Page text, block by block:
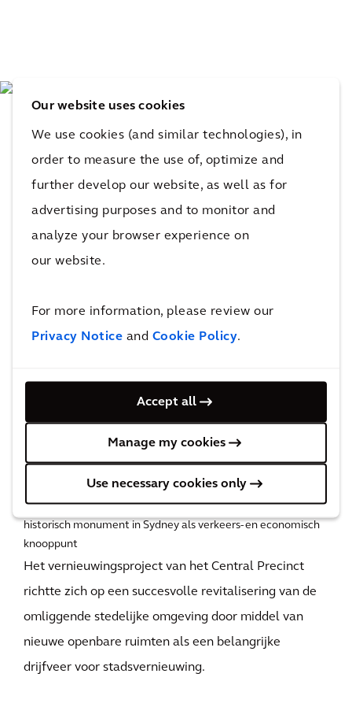
Our website uses cookies
We use cookies (and similar technologies), in
order to measure the use of, optimize and
further develop our website, as well as for
advertising purposes and to monitor and
analyze your browser experience on
our website.
For more information, please review our
Privacy Notice and Cookie Policy.
Accept all
Manage my cookies
Use necessary cookies only
De impact
een nieuw ruimtegevoel met daarin een
gerevitaliseerde economische en financiële hub voor
Nieuwe bestemming
Geven van een nieuwe bestemming aan een geliefd
historisch monument in Sydney als verkeers- en economisch
knooppunt
Het vernieuwingsproject van het Central Precinct
richtte zich op een succesvolle revitalisering van de
omliggende stedelijke omgeving door middel van
nieuwe openbare ruimten als een belangrijke
drijfveer voor stadsvernieuwing.